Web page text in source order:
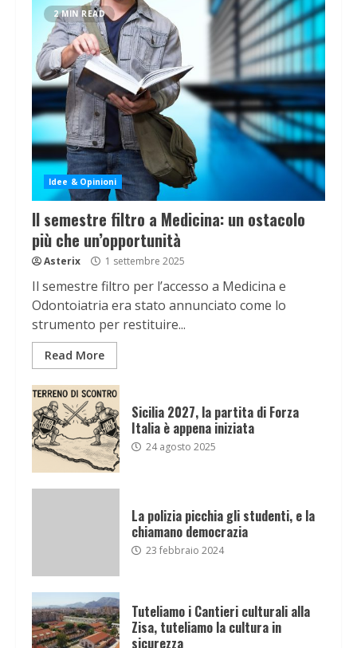
2 MIN READ
Idee & Opinioni
Il semestre filtro a Medicina: un ostacolo
più che un’opportunità
Asterix 1 settembre 2025
Il semestre filtro per l’accesso a Medicina e
Odontoiatria era stato annunciato come lo
strumento per restituire...
Read More
Sicilia 2027, la partita di Forza
Italia è appena iniziata
24 agosto 2025
La polizia picchia gli studenti, e la
chiamano democrazia
23 febbraio 2024
Tuteliamo i Cantieri culturali alla
Zisa, tuteliamo la cultura in
sicurezza